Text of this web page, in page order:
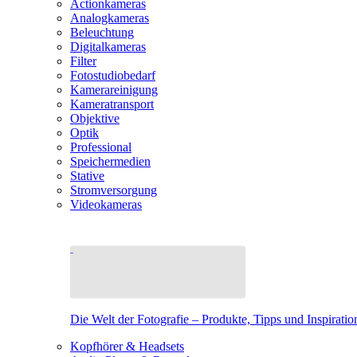
Actionkameras
Analogkameras
Beleuchtung
Digitalkameras
Filter
Fotostudiobedarf
Kamerareinigung
Kameratransport
Objektive
Optik
Professional
Speichermedien
Stative
Stromversorgung
Videokameras
Die Welt der Fotografie – Produkte, Tipps und
Kopfhörer & Headsets